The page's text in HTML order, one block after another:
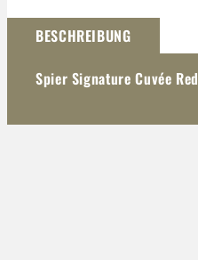
BESCHREIBUNG
Spier Signature Cuvée Red